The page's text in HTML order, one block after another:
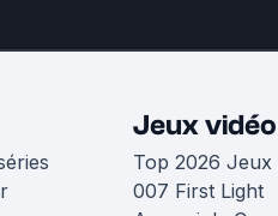
Jeux vidéo
Top 2026 Jeux
007 First Light